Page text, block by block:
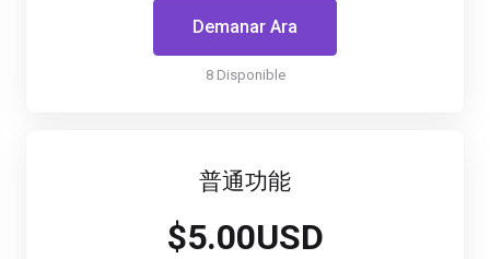
Demanar Ara
8 Disponible
普通功能
$5.00USD